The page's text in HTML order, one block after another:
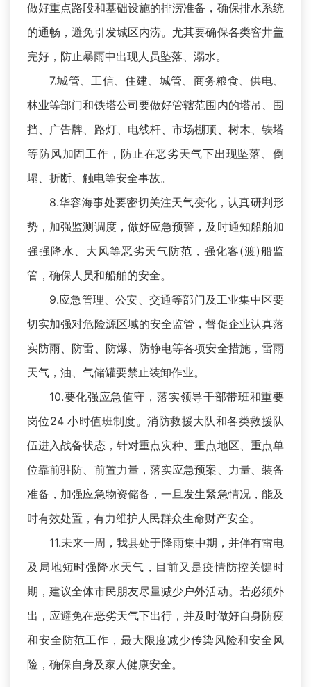
做好重点路段和基础设施的排涝准备，确保排水系统
的通畅，避免引发城区内涝。尤其要确保各类窨井盖
完好，防止暴雨中出现人员坠落、溺水。
7.城管、工信、住建、城管、商务粮食、供电、
林业等部门和铁塔公司要做好管辖范围内的塔吊、围
挡、广告牌、路灯、电线杆、市场棚顶、树木、铁塔
等防风加固工作，防止在恶劣天气下出现坠落、倒
塌、折断、触电等安全事故。
8.华容海事处要密切关注天气变化，认真研判形
势，加强监测调度，做好应急预警，及时通知船舶加
强强降水、大风等恶劣天气防范，强化客(渡)船监
管，确保人员和船舶的安全。
9.应急管理、公安、交通等部门及工业集中区要
切实加强对危险源区域的安全监管，督促企业认真落
实防雨、防雷、防爆、防静电等各项安全措施，雷雨
天气，油、气储罐要禁止装卸作业。
10.要化强应急值守，落实领导干部带班和重要
岗位24 小时值班制度。消防救援大队和各类救援队
伍进入战备状态，针对重点灾种、重点地区、重点单
位靠前驻防、前置力量，落实应急预案、力量、装备
准备，加强应急物资储备，一旦发生紧急情况，能及
时有效处置，有力维护人民群众生命财产安全。
11.未来一周，我县处于降雨集中期，并伴有雷电
及局地短时强降水天气，目前又是疫情防控关键时
期，建议全体市民朋友尽量减少户外活动。若必须外
出，应避免在恶劣天气下出行，并及时做好自身防疫
和安全防范工作，最大限度减少传染风险和安全风
险，确保自身及家人健康安全。